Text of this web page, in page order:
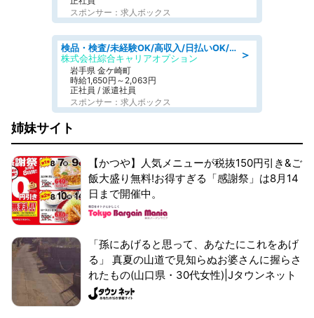
スポンサー：求人ボックス
＞
検品・検査/未経験OK/高収入/日払いOK/交替制/20・30・40代活躍中
株式会社綜合キャリアオプション
岩手県 金ケ崎町
時給1,650円～2,063円
正社員 / 派遣社員
スポンサー：求人ボックス
姉妹サイト
【かつや】人気メニューが税抜150円引き&ご
飯大盛り無料!お得すぎる「感謝祭」は8月14
日まで開催中。
「孫にあげると思って、あなたにこれをあげ
る」 真夏の山道で見知らぬお婆さんに握らさ
れたもの(山口県・30代女性)|Jタウンネット